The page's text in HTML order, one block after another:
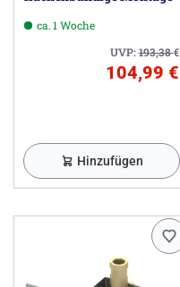
ca. 1 Woche
UVP:193,38€
104,99 €
Hinzufügen